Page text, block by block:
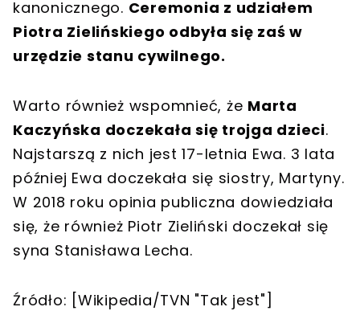
kanonicznego. Ceremonia z udziałem
Piotra Zielińskiego odbyła się zaś w
urzędzie stanu cywilnego.
Warto również wspomnieć, że Marta
Kaczyńska doczekała się trojga dzieci.
Najstarszą z nich jest 17-letnia Ewa. 3 lata
później Ewa doczekała się siostry, Martyny.
W 2018 roku opinia publiczna dowiedziała
się, że również Piotr Zieliński doczekał się
syna Stanisława Lecha.
Źródło: [Wikipedia/TVN "Tak jest"]